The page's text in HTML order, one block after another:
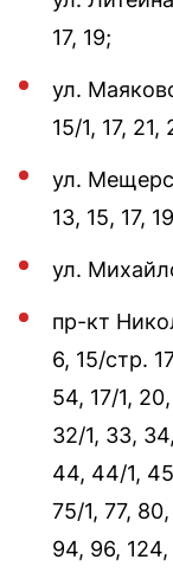
17, 19;
ул.
15/1, 17,
ул.
13, 15, 17,
ул.
пр-кт
6, 15/стр.
54, 17/1,
32/1, 33,
44, 44/1,
75/1, 77,
94, 96, 124,